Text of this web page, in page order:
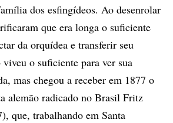
dos esfingídeos. Ao desenrolar
que era longa o suficiente
da orquídea e transferir seu
o suficiente para ver sua
mas chegou a receber em 1877 o
alemão radicado no Brasil Fritz
que, trabalhando em Santa